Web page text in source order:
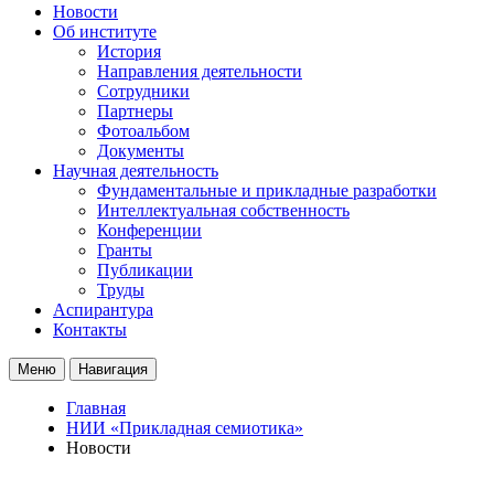
Новости
Об институте
История
Направления деятельности
Сотрудники
Партнеры
Фотоальбом
Документы
Научная деятельность
Фундаментальные и прикладные разработки
Интеллектуальная собственность
Конференции
Гранты
Публикации
Труды
Аспирантура
Контакты
Меню Навигация
Главная
НИИ «Прикладная семиотика»
Новости